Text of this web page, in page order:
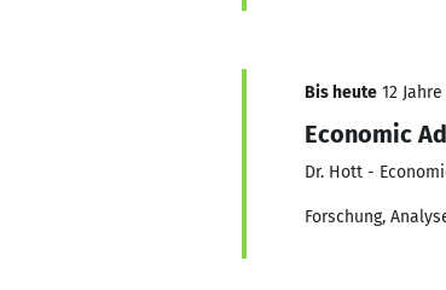
Bis heute 12
Economic
Dr. Hott -
Forschung,